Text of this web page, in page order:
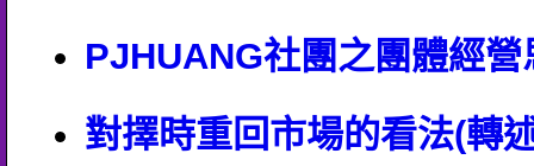
PJHUANG社團之團體經營
對擇時重回市場的看法(轉